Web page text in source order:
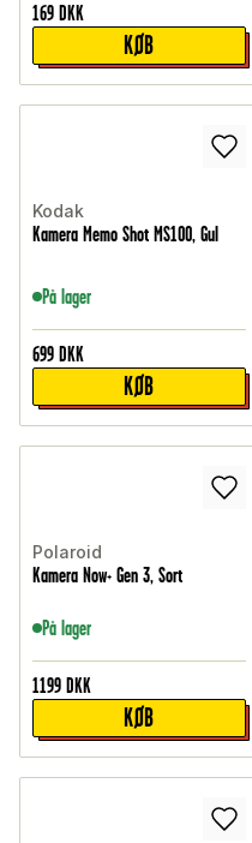
169 DKK
KØB
Kodak
Kamera Memo Shot MS100, Gul
På lager
699 DKK
KØB
Polaroid
Kamera Now+ Gen 3, Sort
På lager
1199 DKK
KØB